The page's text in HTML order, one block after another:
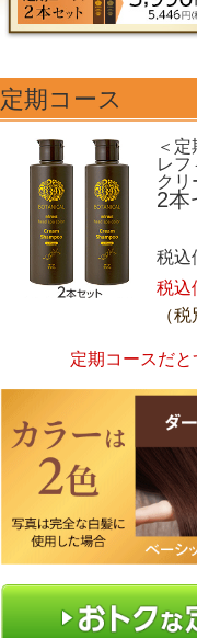
定期コース
＜定
レフ
クリ
2本
税込
税込
（
定期コースだと